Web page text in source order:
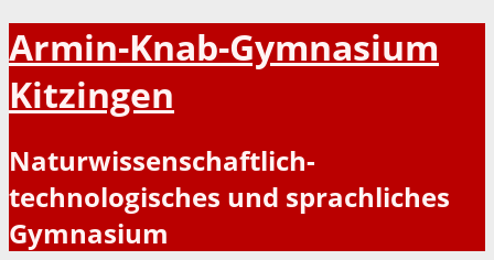
Armin-Knab-Gymnasium
Kitzingen
Naturwissenschaftlich-
technologisches und sprachliches
Gymnasium